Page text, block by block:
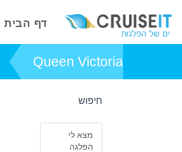
דף הבית
Queen Victoria
חיפוש
מצא לי
הפלגה